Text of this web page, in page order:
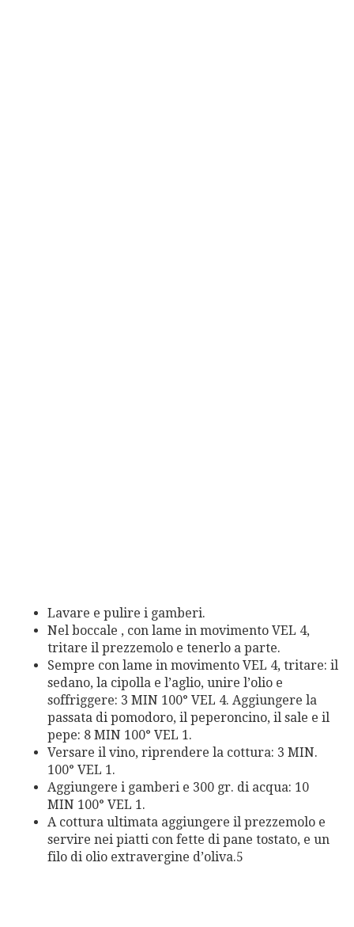
Lavare e pulire i gamberi.
Nel boccale , con lame in movimento VEL 4,
tritare il prezzemolo e tenerlo a parte.
Sempre con lame in movimento VEL 4, tritare: il
sedano, la cipolla e l’aglio, unire l’olio e
soffriggere: 3 MIN 100° VEL 4. Aggiungere la
passata di pomodoro, il peperoncino, il sale e il
pepe: 8 MIN 100° VEL 1.
Versare il vino, riprendere la cottura: 3 MIN.
100° VEL 1.
Aggiungere i gamberi e 300 gr. di acqua: 10
MIN 100° VEL 1.
A cottura ultimata aggiungere il prezzemolo e
servire nei piatti con fette di pane tostato, e un
filo di olio extravergine d’oliva.5